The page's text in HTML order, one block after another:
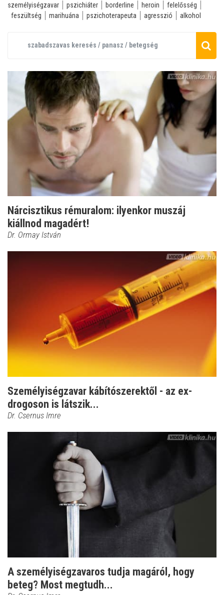
személyiségzavar pszichiáter borderline heroin
felelősség
feszültség
marihuána pszichoterapeuta agresszió alkohol
Nárcisztikus rémuralom: ilyenkor muszáj
kiállnod magadért!
Dr. Ormay István
Személyiségzavar kábítószerektől - az ex-
drogoson is látszik...
Dr. Csernus Imre
A személyiségzavaros tudja magáról, hogy
beteg? Most megtudh...